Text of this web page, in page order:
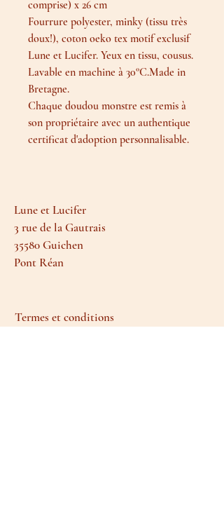
comprise) x 26 cm
Fourrure polyester, minky (tissu très
doux!), coton oeko tex motif exclusif
Lune et Lucifer. Yeux en tissu, cousus.
Lavable en machine à 30°C.Made in
Bretagne.
Chaque doudou monstre est remis à
son propriétaire avec un authentique
certificat d'adoption personnalisable.
Lune et Lucifer
3 rue de la Gautrais
35580 Guichen
Pont Réan
Termes et conditions